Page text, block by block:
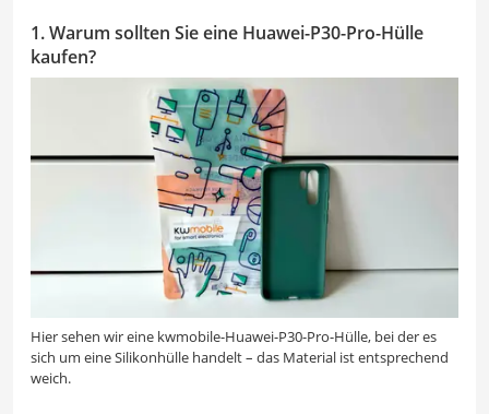
1. Warum sollten Sie eine Huawei-P30-Pro-Hülle
kaufen?
Hier sehen wir eine kwmobile-Huawei-P30-Pro-Hülle, bei der es
sich um eine Silikonhülle handelt – das Material ist entsprechend
weich.